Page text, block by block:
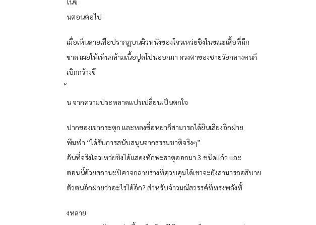
นตอนต่อไป
เมื่อเห็นลายเสือปรากฏบนผิวหนังของโจวเหว่ยชิงในขณะเสื้อที่ฉีก
ขาด เผยให้เห็นกล้ามเนื้อปูดโปนออกมา ดวงตาของชายวัยกลางคนก็
เบิกกว้างขึ
น จากความประหลาดแปรเปลี่ยนเป็นตกใจ
ปากของเขากระตุก และหลงซื่อหยาก็สามารถได้ยินเสียงอีกฝ่าย
พึมพํา “ได้รับการสนับสนุนจากธรรมชาติจริงๆ”
อันที่จริงโจวเหว่ยชิงได้แสดงทักษะธาตุออกมา 3 ชนิดแล้ว และ
ตอนนี้ด้วยสถานะปีศาจกลายร่างที่ควบคุมได้เขาจะยังสามารถอธิบาย
ตัวตนอีกฝ่ายว่าอะไรได้อีก? สําหรับจ้าวมณีสวรรค์ที่ทรงพลังทั้
งหลาย